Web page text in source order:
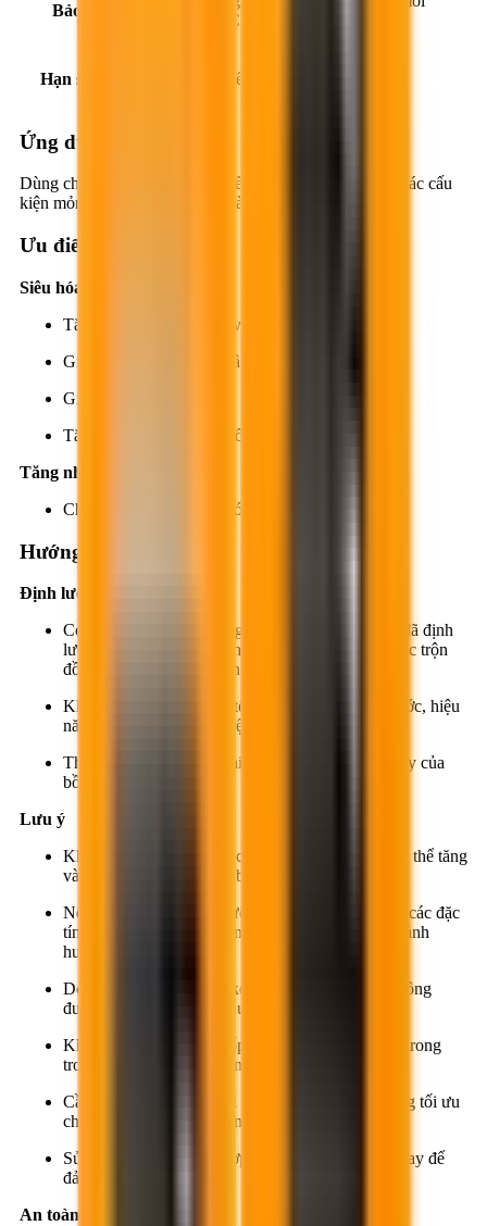
Bảo quản:
trường 5°C-35°C.
Hạn sử dụng: 12 tháng kể từ ngày sản xuất.
Ứng dụng
Dùng cho nền móng, sàn, đà kiềng, dầm, cột, tường và các cấu
kiện mỏng có mật độ cốt thép dày.
Ưu điểm
Siêu hóa dẻo
Tăng cao độ sụt, độ dẻo và độ sít đặc.
Giảm khả năng bị phân tầng.
Giảm co ngót, nứt nẻ.
Tăng cường khả năng chống thấm.
Tăng nhanh cường độ
Cho phép tháo cốp pha sớm.
Hướng dẫn thi công
Định lượng
Có thể cho Super R7 Original trực tiếp vào nước đã định
lượng trước khi cho vào hỗn hợp bê tông khô, hoặc trộn
đồng thời với nước khi cho vào bê tông.
Khi cho trực tiếp vào bê tông đã trộn trước với nước, hiệu
năng hóa dẻo sẽ tăng rõ rệt.
Thời gian trộn thêm tối thiểu phải đạt 80 vòng quay của
bồn trộn.
Lưu ý
Khi dùng quá liều lượng cần thiết, tính thi công có thể tăng
và thời gian ninh kết của bê tông bị kéo dài.
Nếu bê tông được bảo dưỡng đúng phương pháp, các đặc
tính và cường độ cuối cùng của bê tông không bị ảnh
hưởng.
Do thời gian ninh kết bị kéo dài, cần đảm bảo bê tông
được bảo dưỡng đúng phương pháp.
Không làm chấn động cốp-pha hoặc cốt thép bên trong
trong suốt thời gian bê tông ninh kết.
Cần thử nghiệm cấp phối cụ thể để chọn liều lượng tối ưu
cho từng mục đích sử dụng.
Sử dụng máy trộn phù hợp, không nên trộn bằng tay để
đảm bảo độ đồng nhất.
An toàn